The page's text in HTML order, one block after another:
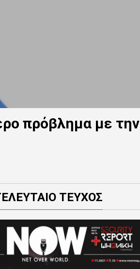
πρόβλημα με την
ΤΕΥΧΟΣ